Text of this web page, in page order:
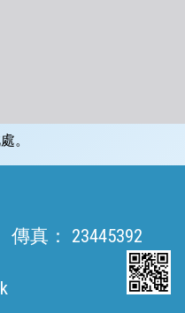
。
傳真： 23445392